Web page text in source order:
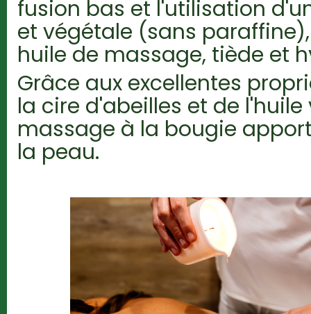
fusion bas et l'utilisation
et végétale (sans
huile de massage, tiède et
Grâce aux excellentes
la cire d'abeilles et de
massage à la bougie
la peau.